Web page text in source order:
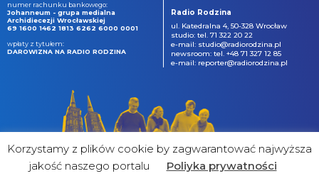
numer rachunku bankowego:
Johanneum - grupa medialna
Archidiecezji Wrocławskiej
69 1600 1462 1813 6262 6000 0001
wpłaty z tytułem:
DAROWIZNA NA RADIO RODZINA
Radio Rodzina
ul. Katedralna 4, 50-328 Wrocław
studio: tel. 71 322 20 22
e-mail: studio@radiorodzina.pl
newsroom: tel. +48 71 327 12 85
e-mail: reporter@radiorodzina.pl
Korzystamy z plików cookie by zagwarantować najwyższa
jakość naszego portalu
Poliyka prywatności